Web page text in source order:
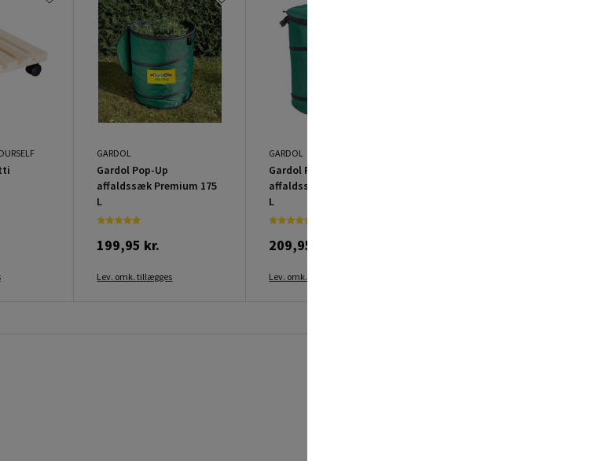
GARDOL
Gardol Pop-Up
affaldssæk Premium 175
L
199,95 kr.
Lev. omk. tillægges
GARDOL
Gardol Pop-Up
affaldssæk Premium 150
L
209,95 kr.
Lev. omk. tillægges